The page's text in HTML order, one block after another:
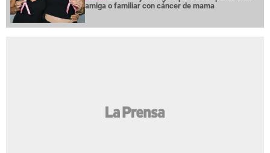
amiga o familiar con cáncer de mama